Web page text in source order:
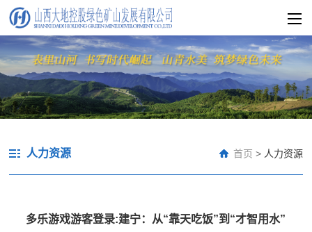
人力资源 首页 > 人力资源
多乐游戏游客登录:建宁：从“靠天吃饭”到“才智用水”